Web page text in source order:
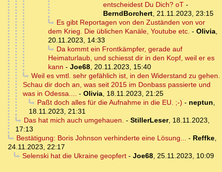
entscheidest Du Dich? oT -
BerndBorchert, 21.11.2023, 23:15
Es gibt Reportagen von den Zuständen von vor
dem Krieg. Die üblichen Kanäle, Youtube etc. - Olivia,
20.11.2023, 14:33
Da kommt ein Frontkämpfer, gerade auf
Heimaturlaub, und schiesst dir in den Kopf, weil er es
kann - Joe68, 20.11.2023, 15:40
Weil es vmtl. sehr gefählich ist, in den Widerstand zu gehen.
Schau dir doch an, was seit 2015 im Donbass passierte und
was in Odessa.... - Olivia, 18.11.2023, 21:25
Paßt doch alles für die Aufnahme in die EU. ;-) - neptun,
18.11.2023, 21:31
Das hat mich auch umgehauen. - StillerLeser, 18.11.2023,
17:13
Bestätigung: Boris Johnson verhinderte eine Lösung... - Reffke,
24.11.2023, 22:17
Selenski hat die Ukraine geopfert- Joe68, 25.11.2023, 10:09